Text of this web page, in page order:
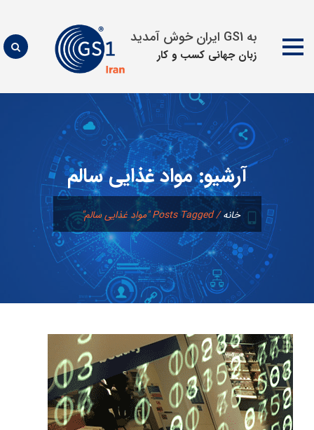
به GS1 ایران خوش آمدید
زبان جهانی كسب و كار
محتوا
آرشیو:مواد غذایی سالم
خانه/Posts Tagged "مواد غذایی سالم"